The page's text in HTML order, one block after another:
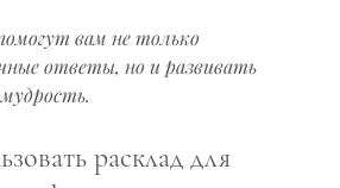
вам не только
ответы, но и развивать
расклад для